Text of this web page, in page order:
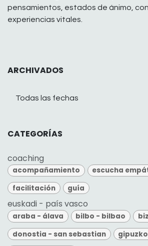
pensamientos, estados de ánimo,
experiencias vitales.
ARCHIVADOS
CATEGORÍAS
coaching
acompañamiento
escucha
facilitación
guía
euskadi - país vasco
araba - álava bilbo - bilbao
donostia - san sebastian